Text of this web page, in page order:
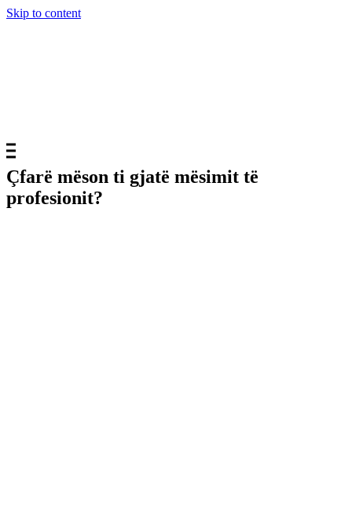
Skip to content
Çfarë mëson ti gjatë mësimit të
profesionit?